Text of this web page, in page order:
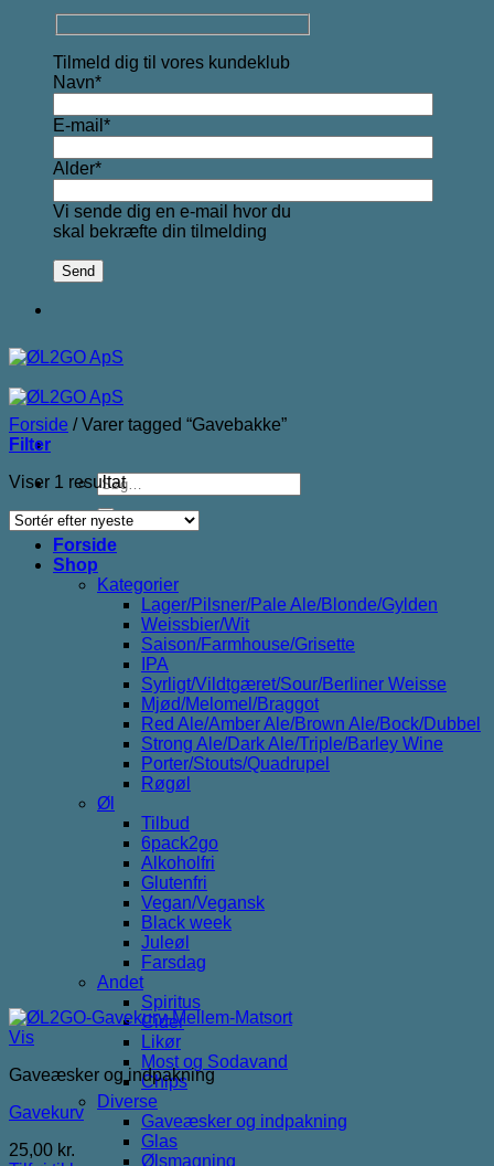
Tilmeld dig til vores kundeklub
Navn*
E-mail*
Alder*
Vi sende dig en e-mail hvor du
skal bekræfte din tilmelding
Søg
efter:
Forside
Shop
Kategorier
Lager/Pilsner/Pale Ale/Blonde/Gylden
Weissbier/Wit
Saison/Farmhouse/Grisette
IPA
Syrligt/Vildtgæret/Sour/Berliner Weisse
Mjød/Melomel/Braggot
Red Ale/Amber Ale/Brown Ale/Bock/Dubbel
Strong Ale/Dark Ale/Triple/Barley Wine
Porter/Stouts/Quadrupel
Røgøl
Øl
Tilbud
6pack2go
Alkoholfri
Glutenfri
Vegan/Vegansk
Black week
Juleøl
Farsdag
Andet
Spiritus
Cider
Likør
Most og Sodavand
Chips
Diverse
Gaveæsker og indpakning
Glas
Ølsmagning
Forside /Varer tagged “Gavebakke”
Filter
Viser 1 resultat
Vis
Gaveæsker og indpakning
Gavekurv
25,00 kr.